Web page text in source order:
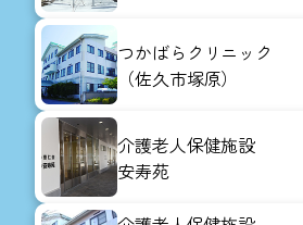
つかばらクリニック
（佐久市塚原）
介護老人保健施設
安寿苑